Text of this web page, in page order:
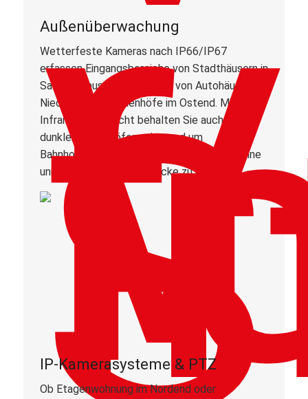
Außenüberwachung
Wetterfeste Kameras nach IP66/IP67
erfassen Eingangsbereiche von Stadthäusern in
Sachsenhausen, Parkplätze von Autohäusern in
Niederrad oder Innenhöfe im Ostend. Mit
Infrarot-Nachtsicht behalten Sie auch in
dunklen Hinterhöfen oder rund um
Bahnhofsviertel-Objekte die Übersicht – ohne
unnötig Nachbargrundstücke zu erfassen.
IP-Kamerasysteme & PTZ
Ob Etagenwohnung im Nordend oder